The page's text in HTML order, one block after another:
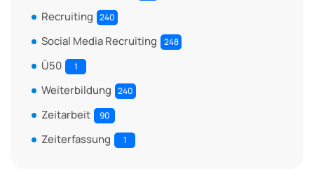
Recruiting 240
Social Media Recruiting 248
Ü50 1
Weiterbildung 240
Zeitarbeit 90
Zeiterfassung 1